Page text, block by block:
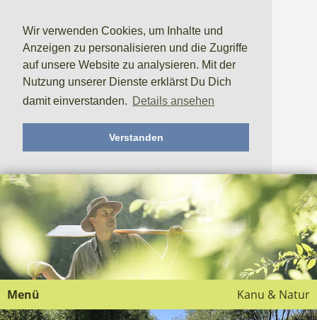
Wir verwenden Cookies, um Inhalte und
Anzeigen zu personalisieren und die Zugriffe
auf unsere Website zu analysieren. Mit der
Nutzung unserer Dienste erklärst Du Dich
damit einverstanden. Details ansehen
Verstanden
Kanu & Natur
Menü